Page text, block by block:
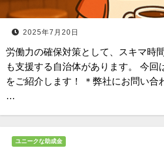
2025年7月20日
労働力の確保対策として、スキマ時
も支援する自治体があります。 今回
をご紹介します！ ＊弊社にお問い合
…
ユニークな助成金